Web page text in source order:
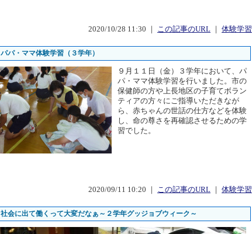
2020/10/28 11:30 ｜ この記事のURL 体験学習
パパ・ママ体験学習（３学年）
９月１１日（金）３学年において、パ
パ・ママ体験学習を行いました。市の
保健師の方や上長地区の子育てボラン
ティアの方々にご指導いただきなが
ら、赤ちゃんの世話の仕方などを体験
し、命の尊さを再確認させるための学
習でした。
2020/09/11 10:20 ｜ この記事のURL 体験学習
社会に出て働くって大変だなぁ～２学年グッジョブウィーク～